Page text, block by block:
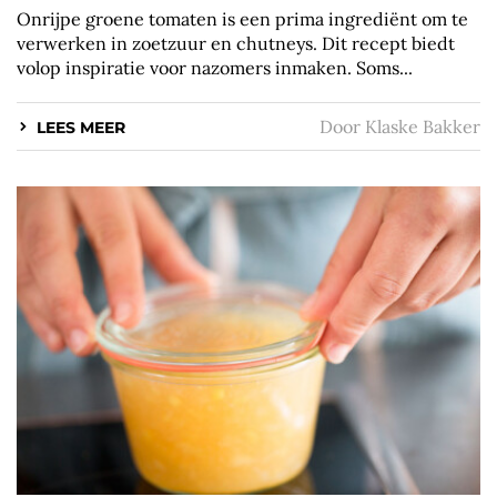
Onrijpe groene tomaten is een prima ingrediënt om te
verwerken in zoetzuur en chutneys. Dit recept biedt
volop inspiratie voor nazomers inmaken. Soms...
LEES MEER Door Klaske Bakker